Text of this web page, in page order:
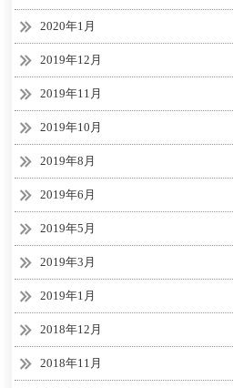
2020年1月
2019年12月
2019年11月
2019年10月
2019年8月
2019年6月
2019年5月
2019年3月
2019年1月
2018年12月
2018年11月